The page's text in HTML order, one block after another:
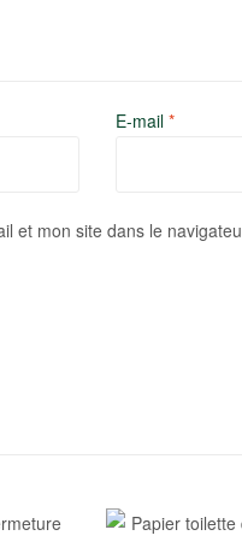
E-mail *
et mon site dans le